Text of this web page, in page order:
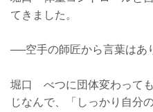
てきました。
──空手の師匠から言葉はあ
堀口 べつに団体変わって
じなんで、「しっかり自分